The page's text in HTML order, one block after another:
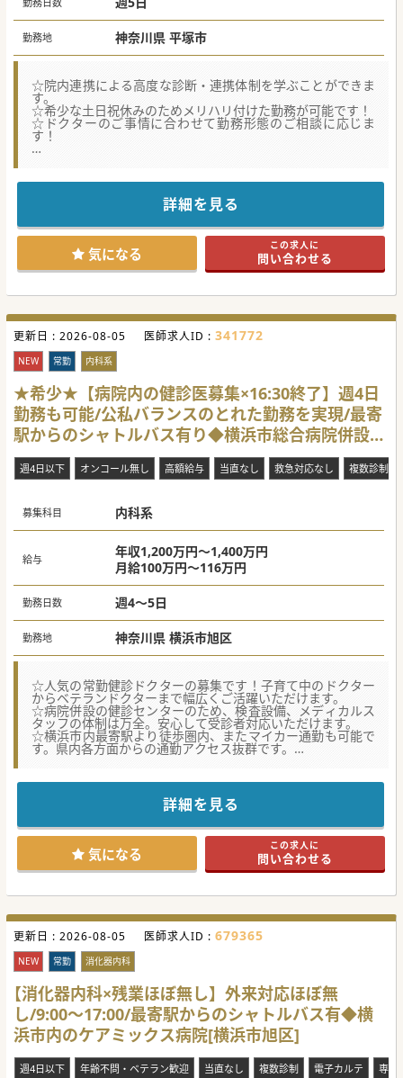
勤務地 神奈川県 平塚市
☆院内連携による高度な診断・連携体制を学ぶことができま
す。
☆希少な土日祝休みのためメリハリ付けた勤務が可能です！
☆ドクターのご事情に合わせて勤務形態のご相談に応じま
す！
土日祝休みでメリハリをつけた勤務が可能です！
ぜひお問い合わせください♪詳細を見る
気になる この求人に
問い合わせる
更新日 : 2026-08-05 医師求人ID : 341772
NEW 常勤 内科系
★希少★【病院内の健診医募集×16:30終了】週4日
勤務も可能/公私バランスのとれた勤務を実現/最寄
駅からのシャトルバス有り◆横浜市総合病院併設の
健診センター
週4日以下 オンコール無し 高額給与 当直なし 救急対応なし 複数診制
募集科目 内科系
給与
年収1,200万円～1,400万円
月給100万円～116万円
勤務日数 週4～5日
勤務地 神奈川県 横浜市旭区
☆人気の常勤健診ドクターの募集です！子育て中のドクター
からベテランドクターまで幅広くご活躍いただけます。
☆病院併設の健診センターのため、検査設備、メディカルス
タッフの体制は万全。安心して受診者対応いただけます。
☆横浜市内最寄駅より徒歩圏内、またマイカー通勤も可能で
す。県内各方面からの通勤アクセス抜群です。
同法人急性期病院内に健診センターとして開設以来およそ25
年、予防医学の最前線として
地域住民等の疾病疾患の未然防止、進行防止、再発防止に努
めてきております。
最新のCT、MRI、内視鏡、骨密度測定器、マンモグラフィー
を配備し、迅速且つ正確な
二次検査、精密検査に対応しております。ドクターに限ら
ず、看護師など各スタッフも
着率も高い病院内健診センターです。
#春入職可 #秋入職可
詳細を見る
気になる この求人に
問い合わせる
更新日 : 2026-08-05 医師求人ID : 679365
NEW 常勤 消化器内科
【消化器内科×残業ほぼ無し】外来対応ほぼ無
し/9:00～17:00/最寄駅からのシャトルバス有◆横
浜市内のケアミックス病院[横浜市旭区]
週4日以下 年齢不問・ベテラン歓迎 当直なし 複数診制 電子カルテ 専門